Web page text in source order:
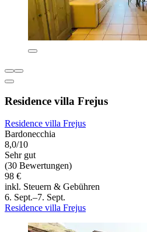
Residence villa Frejus
Residence villa Frejus
Bardonecchia
8,0/10
Sehr gut
(30 Bewertungen)
98 €
inkl. Steuern & Gebühren
6. Sept.–7. Sept.
Residence villa Frejus